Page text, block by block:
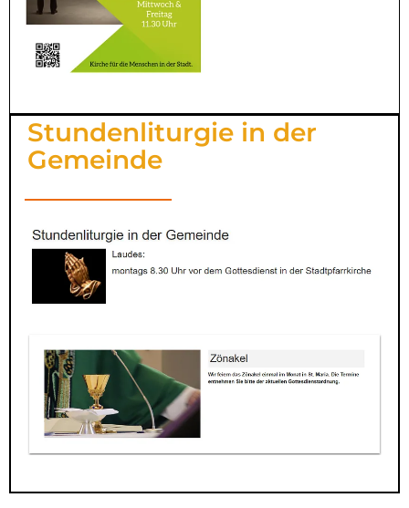
Stundenliturgie in der
Gemeinde